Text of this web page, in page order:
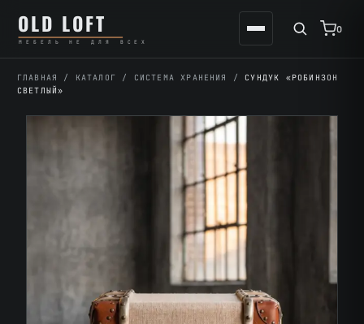
содержимому
содержимому
OLD LOFT
МЕБЕЛЬ НЕ ДЛЯ ВСЕХ
0
ГЛАВНАЯ / КАТАЛОГ / СИСТЕМА ХРАНЕНИЯ /СУНДУК «РОБИНЗОН
СВЕТЛЫЙ»